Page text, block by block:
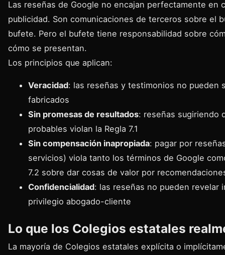
Las reseñas de Google no encajan perfectamente en
publicidad. Son comunicaciones de terceros sobre el
bufete. Pero el bufete tiene responsabilidad sobre
cómo se presentan.
Los principios que aplican:
Veracidad: las reseñas y testimonios no pueden
fabricados
Sin promesas de resultados: reseñas sugiriendo
probables violan la Regla 7.1
Sin compensación inapropiada: pagar por
servicios) viola tanto los términos de Google
7.2 sobre dar cosas de valor por
Confidencialidad: las reseñas no pueden revelar
privilegio abogado-cliente
Lo que los Colegios estatales
La mayoría de Colegios estatales explícita o